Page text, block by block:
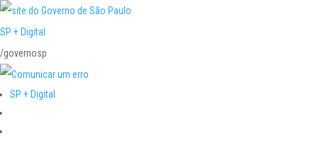
SP + Digital
/governosp
SP + Digital